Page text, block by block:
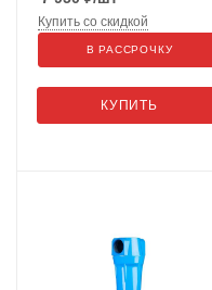
КУПИТЬ
Купить со скидкой
В РАССРОЧКУ